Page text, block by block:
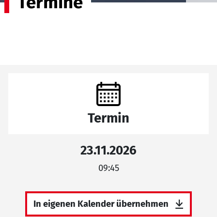
Termin
23.11.2026
09:45
In eigenen Kalender übernehmen